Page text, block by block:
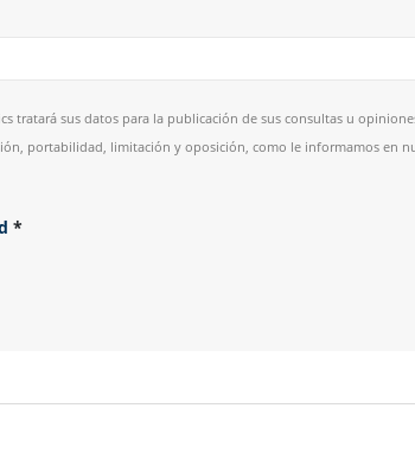
tratará sus datos para la publicación de sus consultas u
portabilidad, limitación y oposición, como le informamos en
*